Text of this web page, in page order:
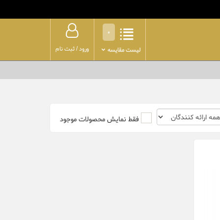
ورود/ثبت نام
0
لیست مقایسه
فقط نمایش محصولات موجود